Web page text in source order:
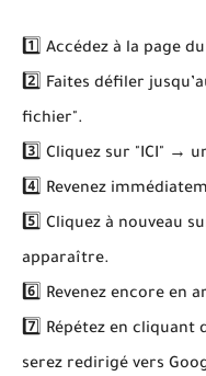
1️⃣ Accédez à la page
2️⃣ Faites défiler
fichier".
3️⃣ Cliquez sur "ICI" →
4️⃣ Revenez
5️⃣ Cliquez à nouveau
apparaître.
6️⃣ Revenez encore en
7️⃣ Répétez en cliquant
serez redirigé vers